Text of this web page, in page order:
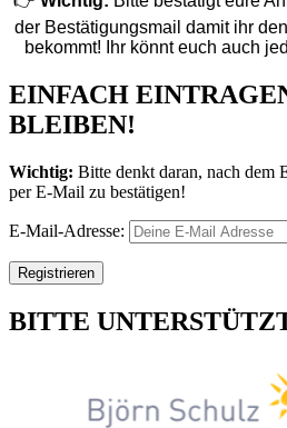
der Bestätigungsmail damit ihr
bekommt! Ihr könnt euch auch
EINFACH
BLEIBEN!
Wichtig: Bitte denkt daran, nach dem
per E-Mail zu bestätigen!
E-Mail-Adresse:
BITTE